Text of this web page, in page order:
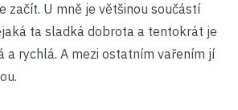
začít. U mně je většinou součástí
ta sladká dobrota a tentokrát je
a rychlá. A mezi ostatním vařením jí